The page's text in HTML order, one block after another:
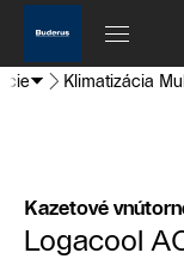
Klimatizácia
Kazetové
Logacool